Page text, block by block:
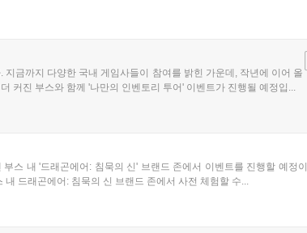
금까지 다양한 국내 게임사들이 참여를 밝힌 가운데, 작년에 이어 올
커진 부스와 함께 '나만의 인벤토리 투어' 이벤트가 진행될 예정입...
스 내 '드래곤에어: 침묵의 신' 브랜드 존에서 이벤트를 진행할 예정
드래곤에어: 침묵의 신 브랜드 존에서 사전 체험할 수...